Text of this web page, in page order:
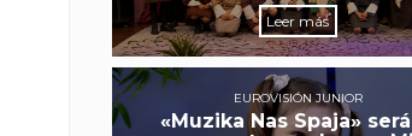
Leer más
EUROVISIÓN JUNIOR
«Muzika Nas Spaja»